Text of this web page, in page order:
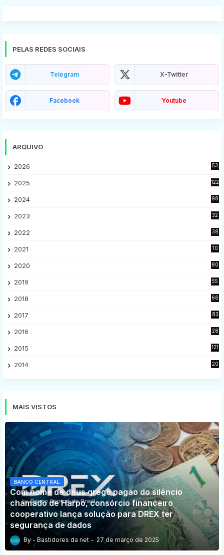
PELAS REDES SOCIAIS
Telegram X-Twitter
Facebook Youtube
ARQUIVO
2026 53
2025 122
2024 98
2023
32
2022
38
2021
10
2020
80
2019
55
2018
66
2017
83
2016
28
2015
121
2014
20
MAIS VISTOS
BANCO CENTRAL
Com nome de deus grego pagão do silêncio
chamado de Harpo, consórcio financeiro
cooperativo lança solução para DREX ter
segurança de dados
Bastidores da net 27 de março de 2025